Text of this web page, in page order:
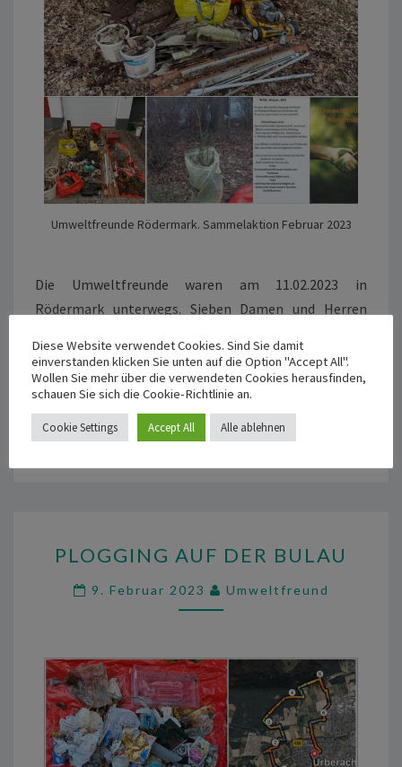
Umweltfreunde Rödermark. Sammelaktion Februar 2023
Die Umweltfreunde waren am 11.02.2023 in
Rödermark unterwegs. Sieben Damen und Herren
eingesammelt.
Nächste Sammelaktion 11.3 um 9:30 Uhr ,Treffpunkt
AUF
DER
BULAU
PLOGGING AUF DER BULAU
9. Februar 2023 Umweltfreund
Diese Website verwendet Cookies. Sind Sie damit
einverstanden klicken Sie unten auf die Option "Accept All".
Wollen Sie mehr über die verwendeten Cookies herausfinden,
schauen Sie sich die Cookie-Richtlinie an.
Cookie Settings Accept All Alle ablehnen